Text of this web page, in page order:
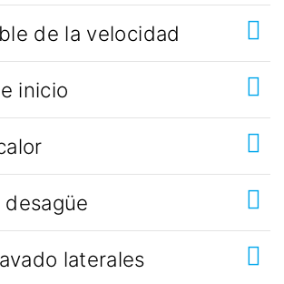
de la velocidad
inicio
laterales